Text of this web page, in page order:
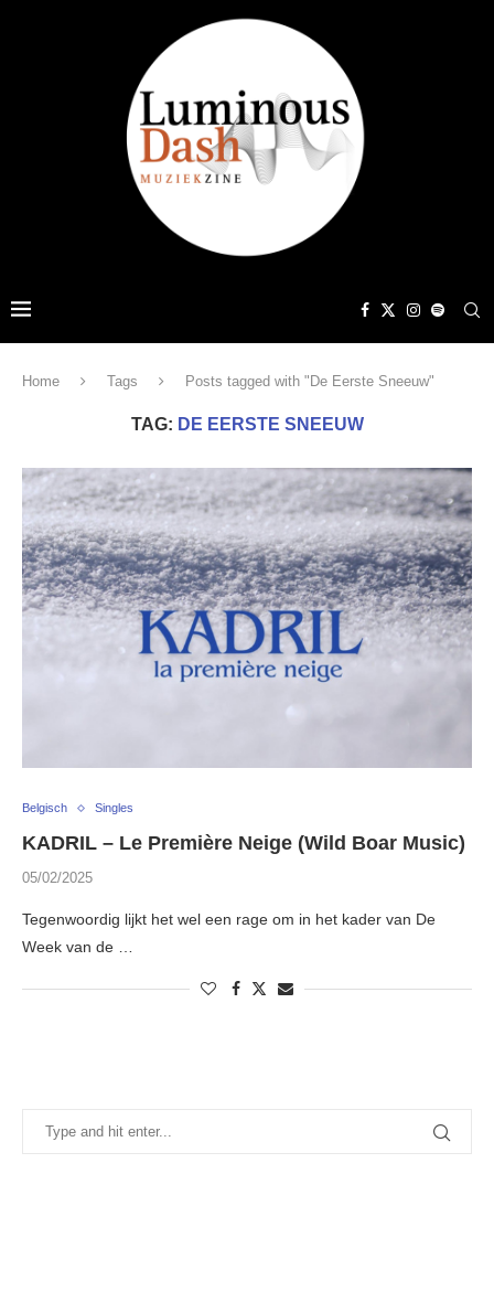
Home Tags Posts tagged with "De Eerste Sneeuw"
TAG: DE EERSTE SNEEUW
Belgisch Singles
KADRIL – Le Première Neige (Wild Boar Music)
05/02/2025
Tegenwoordig lijkt het wel een rage om in het kader van De
Week van de …